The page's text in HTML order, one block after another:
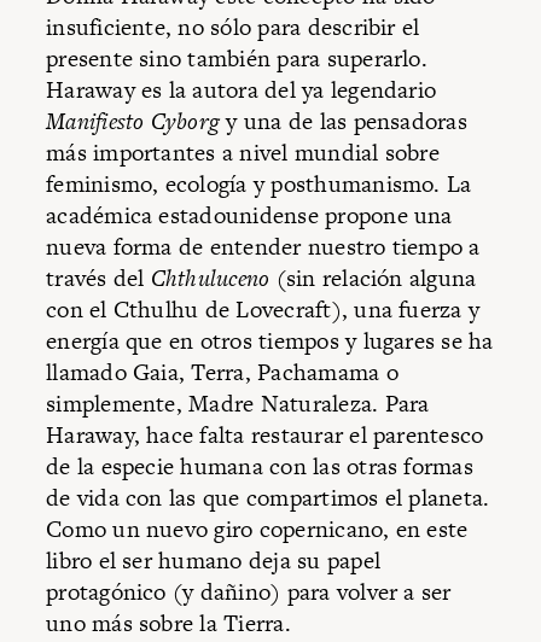
insuficiente, no sólo para describir el
presente sino también para superarlo.
Haraway es la autora del ya legendario
Manifiesto Cyborgy una de las pensadoras
más importantes a nivel mundial sobre
feminismo, ecología y posthumanismo. La
académica estadounidense propone una
nueva forma de entender nuestro tiempo a
través del Chthuluceno (sin relación alguna
con el Cthulhu de Lovecraft), una fuerza y
energía que en otros tiempos y lugares se ha
llamado Gaia, Terra, Pachamama o
simplemente, Madre Naturaleza. Para
Haraway, hace falta restaurar el parentesco
de la especie humana con las otras formas
de vida con las que compartimos el planeta.
Como un nuevo giro copernicano, en este
libro el ser humano deja su papel
protagónico (y dañino) para volver a ser
uno más sobre la Tierra.